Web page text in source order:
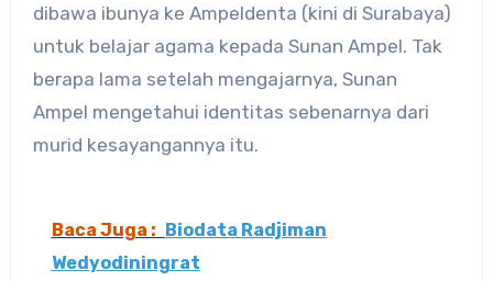
dibawa ibunya ke Ampeldenta (kini di Surabaya)
untuk belajar agama kepada Sunan Ampel. Tak
berapa lama setelah mengajarnya, Sunan
Ampel mengetahui identitas sebenarnya dari
murid kesayangannya itu.
Baca Juga : Biodata Radjiman
Wedyodiningrat